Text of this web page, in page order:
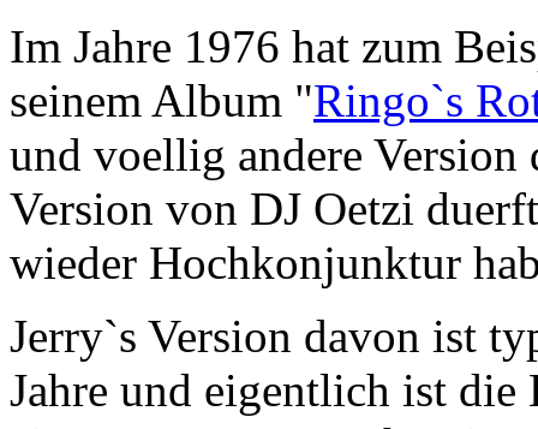
Im Jahre 1976 hat zum
seinem Album "Ringo`s
und voellig andere
Version von DJ Oetzi
wieder Hochkonjunktur
Jerry`s Version davon ist
Jahre und eigentlich ist die